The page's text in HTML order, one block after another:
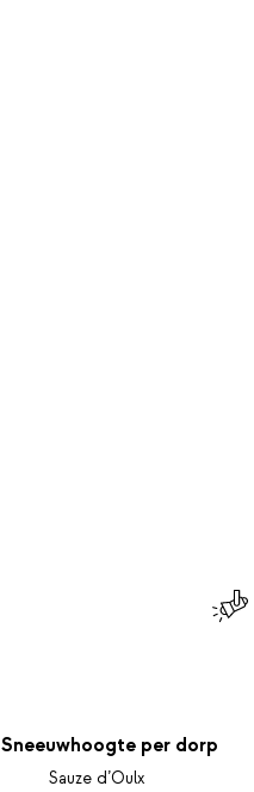
Sneeuwhoogte per dorp
Sauze d’Oulx